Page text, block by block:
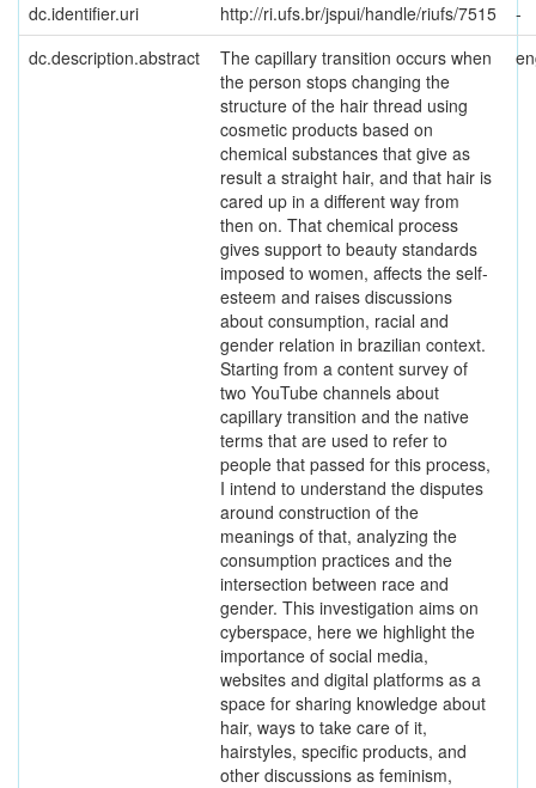
dc.identifier.uri http://ri.ufs.br/jspui/handle/riufs/7515
-
dc.description.abstract
The capillary transition occurs when
the person stops changing the
structure of the hair thread using
cosmetic products based on
chemical substances that give as
result a straight hair, and that hair is
cared up in a different way from
then on. That chemical process
gives support to beauty standards
imposed to women, affects the self-
esteem and raises discussions
about consumption, racial and
gender relation in brazilian context.
Starting from a content survey of
two YouTube channels about
capillary transition and the native
terms that are used to refer to
people that passed for this process,
I intend to understand the disputes
around construction of the
meanings of that, analyzing the
consumption practices and the
intersection between race and
gender. This investigation aims on
cyberspace, here we highlight the
importance of social media,
websites and digital platforms as a
space for sharing knowledge about
hair, ways to take care of it,
hairstyles, specific products, and
other discussions as feminism,